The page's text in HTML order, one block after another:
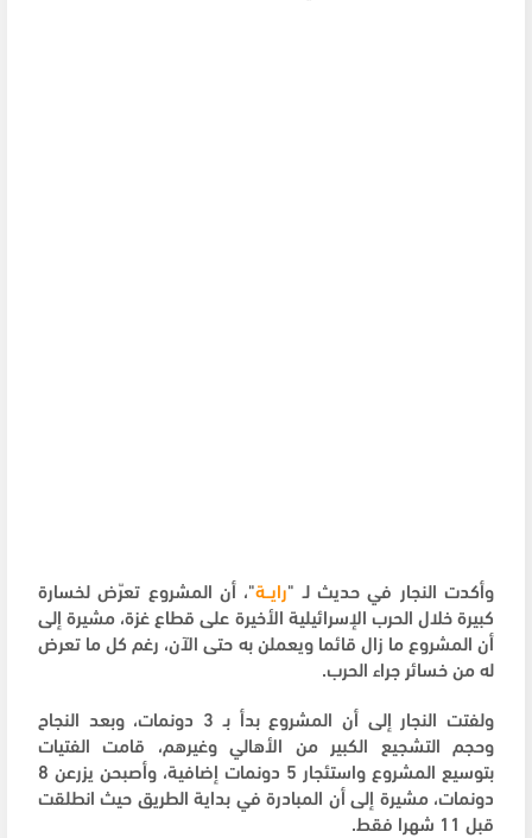
وأكدت النجار في حديث لـ "رايــة"، أن المشروع تعرّض لخسارة
كبيرة خلال الحرب الإسرائيلية الأخيرة على قطاع غزة، مشيرة إلى
أن المشروع ما زال قائما ويعملن به حتى الآن، رغم كل ما تعرض
له من خسائر جراء الحرب.
ولفتت النجار إلى أن المشروع بدأ بـ 3 دونمات، وبعد النجاح
وحجم التشجيع الكبير من الأهالي وغيرهم، قامت الفتيات
بتوسيع المشروع واستئجار 5 دونمات إضافية، وأصبحن يزرعن 8
دونمات، مشيرة إلى أن المبادرة في بداية الطريق حيث انطلقت
قبل 11 شهرا فقط.